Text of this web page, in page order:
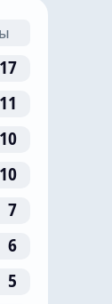
17
11
10
10
7
6
5